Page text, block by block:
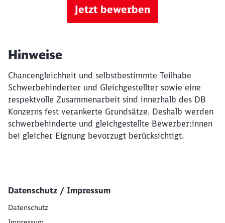
Jetzt bewerben
Hinweise
Chancengleichheit und selbstbestimmte Teilhabe
Schwerbehinderter und Gleichgestellter sowie eine
respektvolle Zusammenarbeit sind innerhalb des DB
Konzerns fest verankerte Grundsätze. Deshalb werden
schwerbehinderte und gleichgestellte Bewerber:innen
bei gleicher Eignung bevorzugt berücksichtigt.
Datenschutz / Impressum
Datenschutz